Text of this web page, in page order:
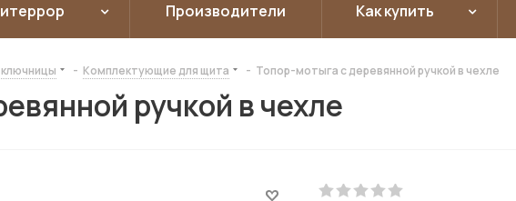
Производители Как купить
- Комплектующие для щита - Топор-мотыга с деревянной ручкой в чехле
ручкой в чехле